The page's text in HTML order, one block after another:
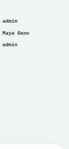
admin
Maya Genc
admin